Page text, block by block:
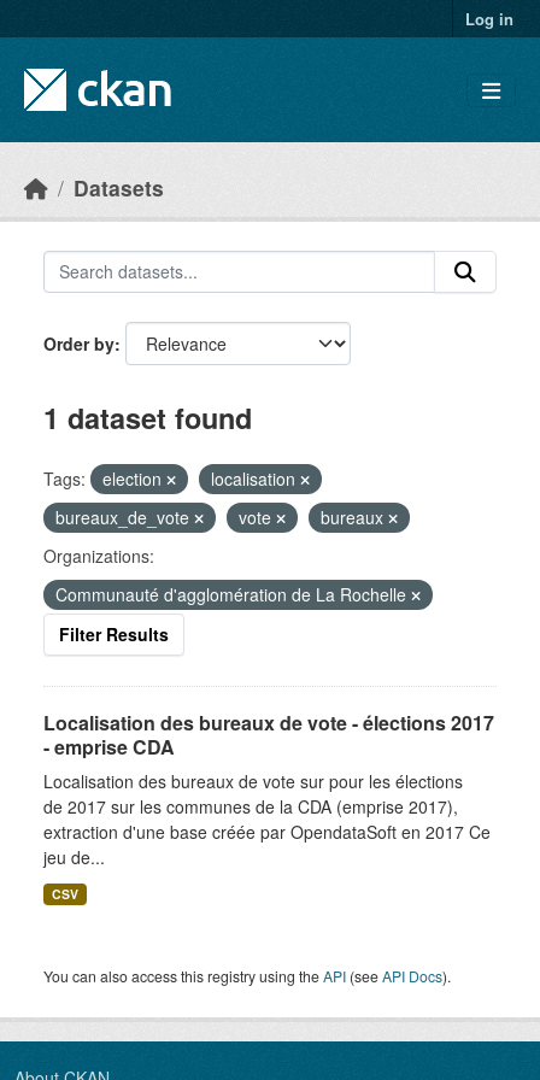
Log in
Datasets
Order by
1 dataset found
Tags: election
localisation
bureaux_de_vote
vote
bureaux
Organizations:
Communauté d'agglomération de La Rochelle
Filter Results
Localisation des bureaux de vote - élections 2017
- emprise CDA
Localisation des bureaux de vote sur pour les élections
de 2017 sur les communes de la CDA (emprise 2017),
extraction d'une base créée par OpendataSoft en 2017 Ce
jeu de...
CSV
You can also access this registry using theAPI (seeAPI Docs).